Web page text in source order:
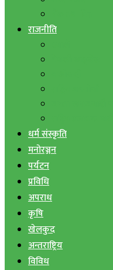
राजनीति
धर्म संस्कृति
मनोरञ्जन
पर्यटन
प्रविधि
अपराध
कृषि
खेलकुद
अन्तराष्ट्रिय
विविध